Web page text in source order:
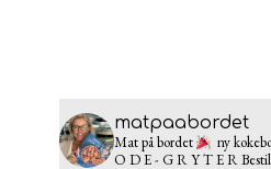
matpaabordet
Mat på bordet ny
O D E - G R Y T E R